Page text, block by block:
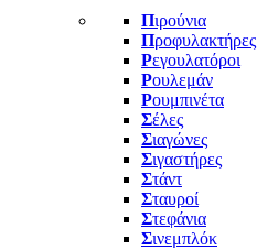
Πιρούνια
Προφυλακτήρες
Ρεγουλατόροι
Ρουλεμάν
Ρουμπινέτα
Σέλες
Σιαγώνες
Σιγαστήρες
Στάντ
Σταυροί
Στεφάνια
Σινεμπλόκ